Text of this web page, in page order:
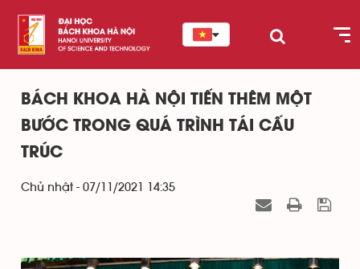
BÁCH KHOA HÀ NỘI TIẾN THÊM MỘT
BƯỚC TRONG QUÁ TRÌNH TÁI CẤU
TRÚC
Chủ nhật - 07/11/2021 14:35